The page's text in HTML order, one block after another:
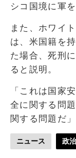
シコ国境に軍
また、ホワイ
は、米国籍を
た場合、死刑
ると説明。
「これは国家
全に関する問
関する問題だ
ニュース 政